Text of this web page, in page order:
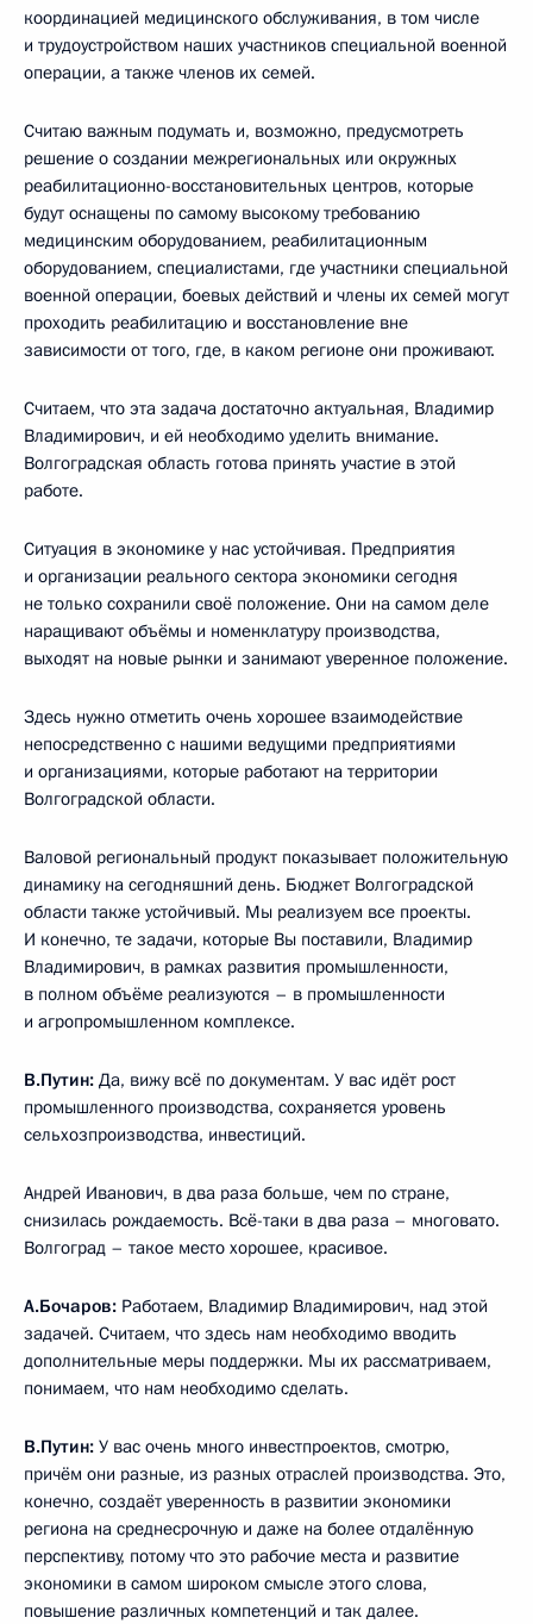
координацией медицинского обслуживания, в том числе
и трудоустройством наших участников специальной военной
операции, а также членов их семей.
Считаю важным подумать и, возможно, предусмотреть
решение о создании межрегиональных или окружных
реабилитационно-восстановительных центров, которые
будут оснащены по самому высокому требованию
медицинским оборудованием, реабилитационным
оборудованием, специалистами, где участники специальной
военной операции, боевых действий и члены их семей могут
проходить реабилитацию и восстановление вне
зависимости от того, где, в каком регионе они проживают.
Считаем, что эта задача достаточно актуальная, Владимир
Владимирович, и ей необходимо уделить внимание.
Волгоградская область готова принять участие в этой
работе.
Ситуация в экономике у нас устойчивая. Предприятия
и организации реального сектора экономики сегодня
не только сохранили своё положение. Они на самом деле
наращивают объёмы и номенклатуру производства,
выходят на новые рынки и занимают уверенное положение.
Здесь нужно отметить очень хорошее взаимодействие
непосредственно с нашими ведущими предприятиями
и организациями, которые работают на территории
Волгоградской области.
Валовой региональный продукт показывает положительную
динамику на сегодняшний день. Бюджет Волгоградской
области также устойчивый. Мы реализуем все проекты.
И конечно, те задачи, которые Вы поставили, Владимир
Владимирович, в рамках развития промышленности,
в полном объёме реализуются – в промышленности
и агропромышленном комплексе.
В.Путин: Да, вижу всё по документам. У вас идёт рост
промышленного производства, сохраняется уровень
сельхозпроизводства, инвестиций.
Андрей Иванович, в два раза больше, чем по стране,
снизилась рождаемость. Всё-таки в два раза – многовато.
Волгоград – такое место хорошее, красивое.
А.Бочаров: Работаем, Владимир Владимирович, над этой
задачей. Считаем, что здесь нам необходимо вводить
дополнительные меры поддержки. Мы их рассматриваем,
понимаем, что нам необходимо сделать.
В.Путин: У вас очень много инвестпроектов, смотрю,
причём они разные, из разных отраслей производства. Это,
конечно, создаёт уверенность в развитии экономики
региона на среднесрочную и даже на более отдалённую
перспективу, потому что это рабочие места и развитие
экономики в самом широком смысле этого слова,
повышение различных компетенций и так далее.